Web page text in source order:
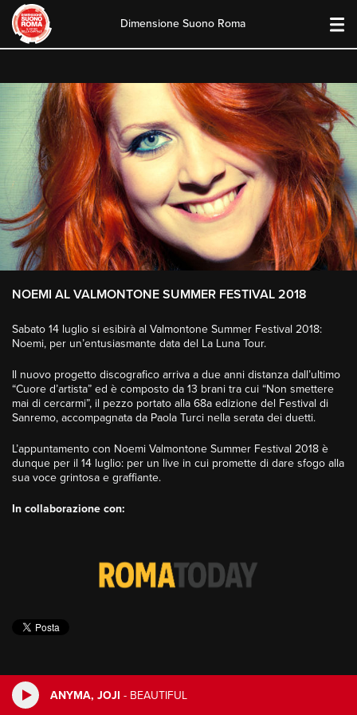
ANYMA, JOJI - BEAUTIFUL
content
Dimensione Suono Roma
NOEMI AL VALMONTONE SUMMER FESTIVAL 2018
Sabato 14 luglio si esibirà al Valmontone Summer Festival 2018:
Noemi, per un’entusiasmante data del La Luna Tour.
Il nuovo progetto discografico arriva a due anni distanza dall’ultimo
“Cuore d’artista” ed è composto da 13 brani tra cui “Non smettere
mai di cercarmi”, il pezzo portato alla 68a edizione del Festival di
Sanremo, accompagnata da Paola Turci nella serata dei duetti.
L’appuntamento con Noemi Valmontone Summer Festival 2018 è
dunque per il 14 luglio: per un live in cui promette di dare sfogo alla
sua voce grintosa e graffiante.
In collaborazione con: